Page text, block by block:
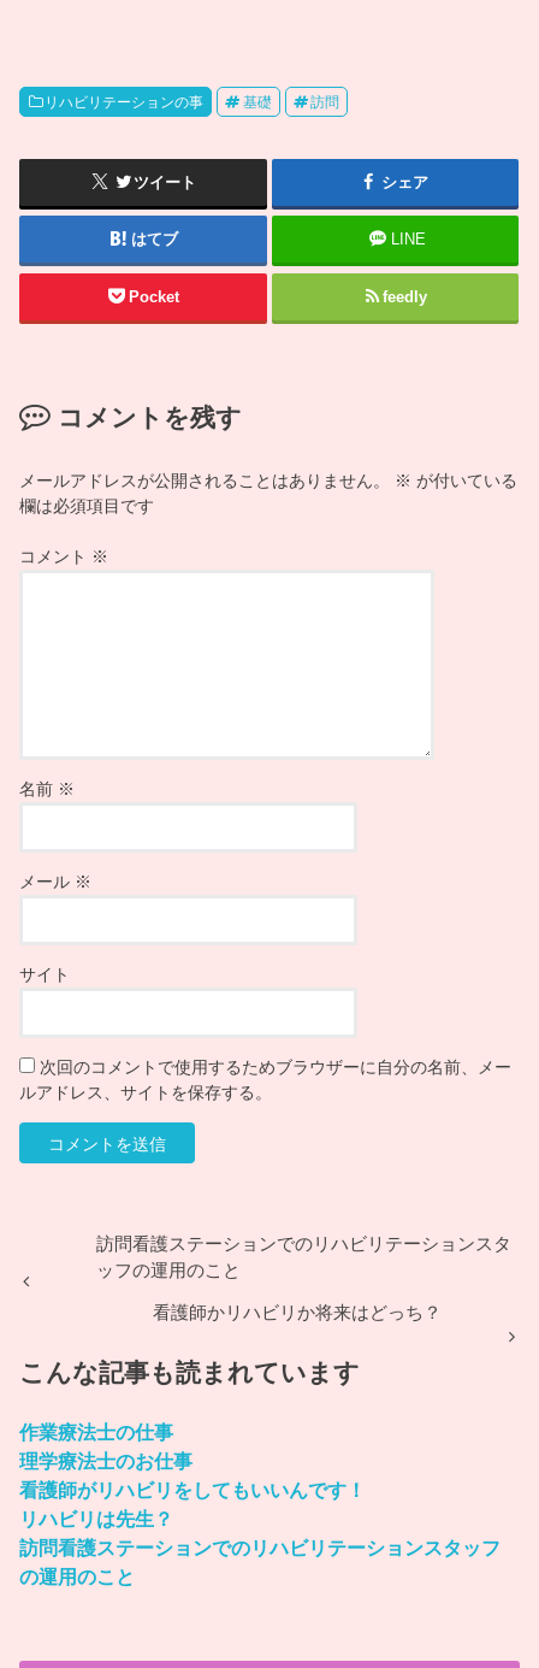
リハビリテーションの事 基礎 訪問
ツイート シェア
はてブ LINE
Pocket feedly
コメントを残す
メールアドレスが公開されることはありません。 ※ が付いている
欄は必須項目です
コメント ※
名前 ※
メール ※
サイト
次回のコメントで使用するためブラウザーに自分の名前、メー
ルアドレス、サイトを保存する。
訪問看護ステーションでのリハビリテーションスタ
ッフの運用のこと
看護師かリハビリか将来はどっち？
こんな記事も読まれています
作業療法士の仕事
理学療法士のお仕事
看護師がリハビリをしてもいいんです！
リハビリは先生？
訪問看護ステーションでのリハビリテーションスタッフ
の運用のこと